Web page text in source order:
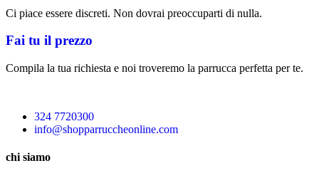
Ci piace essere discreti. Non dovrai preoccuparti di nulla.
Fai tu il prezzo
Compila la tua richiesta e noi troveremo la parrucca perfetta per te.
324 7720300
info@shopparruccheonline.com
chi siamo